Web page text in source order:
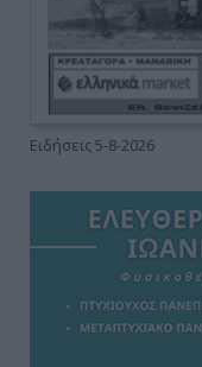
Ειδήσεις 5-8-2026